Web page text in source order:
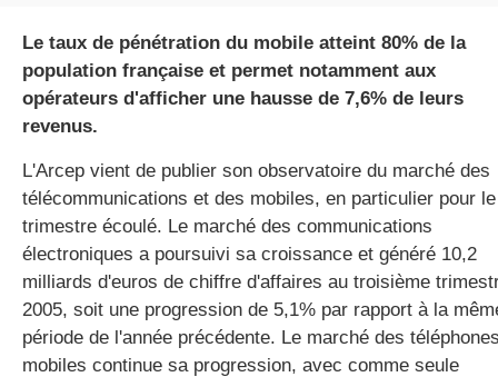
gratuite
Le taux de pénétration du mobile atteint 80% de la
population française et permet notamment aux
opérateurs d'afficher une hausse de 7,6% de leurs
revenus.
L'Arcep vient de publier son observatoire du marché des
télécommunications et des mobiles, en particulier pour le
trimestre écoulé. Le marché des communications
électroniques a poursuivi sa croissance et généré 10,2
milliards d'euros de chiffre d'affaires au troisième
2005, soit une progression de 5,1% par rapport à la
période de l'année précédente. Le marché des
mobiles continue sa progression, avec comme seule